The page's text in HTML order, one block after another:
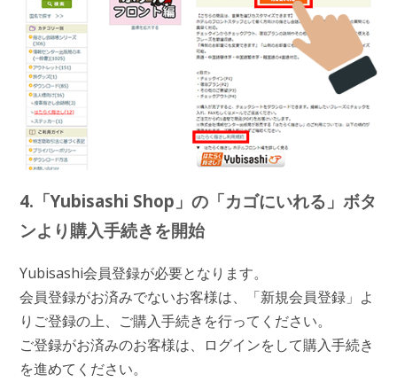
4.「Yubisashi Shop」の「カゴにいれる」ボタ
ンより購入手続きを開始
Yubisashi会員登録が必要となります。
会員登録がお済みでないお客様は、「新規会員登録」よ
りご登録の上、ご購入手続きを行ってください。
ご登録がお済みのお客様は、ログインをして購入手続き
を進めてください。